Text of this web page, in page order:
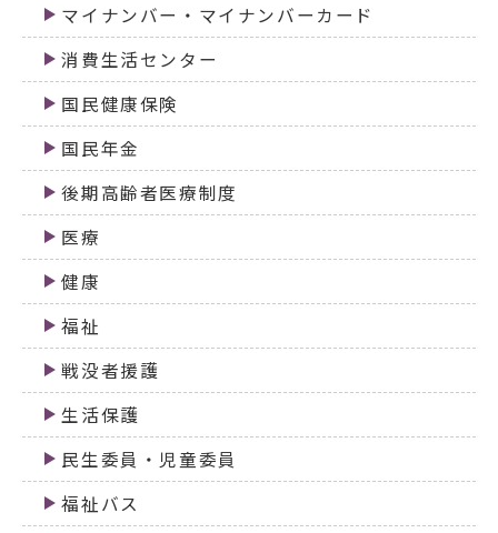
マイナンバー・マイナンバーカード
消費生活センター
国民健康保険
国民年金
後期高齢者医療制度
医療
健康
福祉
戦没者援護
生活保護
民生委員・児童委員
福祉バス